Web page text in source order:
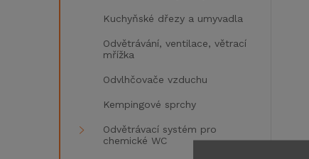
Kuchyňské dřezy a umyvadla
Odvětrávání, ventilace, větrací
mřížka
Odvlhčovače vzduchu
Kempingové sprchy
Odvětrávací systém pro
chemické WC